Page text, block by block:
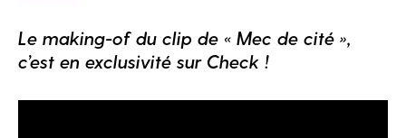
Le making-of du clip de « Mec de cité »,
c’est en exclusivité sur Check !